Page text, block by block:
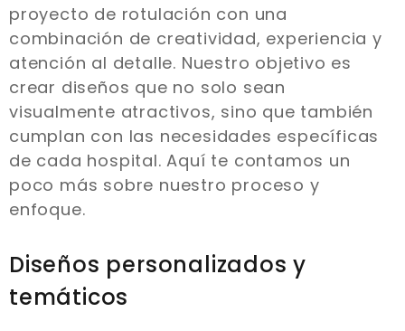
proyecto de rotulación con una
combinación de creatividad, experiencia y
atención al detalle. Nuestro objetivo es
crear diseños que no solo sean
visualmente atractivos, sino que también
cumplan con las necesidades específicas
de cada hospital. Aquí te contamos un
poco más sobre nuestro proceso y
enfoque.
Diseños personalizados y
temáticos